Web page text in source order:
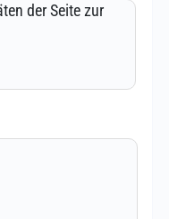
der Seite zur